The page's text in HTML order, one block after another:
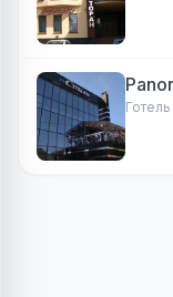
Готель